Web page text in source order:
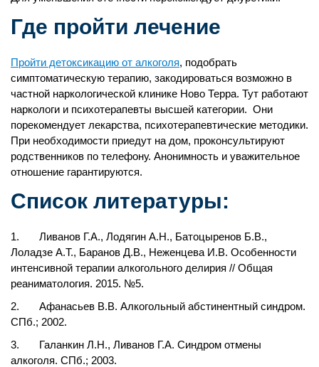
Где пройти лечение
Пройти детоксикацию от алкоголя, подобрать
симптоматическую терапию, закодироваться возможно в
частной наркологической клинике Ново Терра. Тут работают
наркологи и психотерапевты высшей категории. Они
порекомендует лекарства, психотерапевтические методики.
При необходимости приедут на дом, проконсультируют
родственников по телефону. Анонимность и уважительное
отношение гарантируются.
Список литературы:
1. Ливанов Г.А., Лодягин А.Н., Батоцыренов Б.В.,
Лоладзе А.Т., Баранов Д.В., Неженцева И.В. Особенности
интенсивной терапии алкогольного делирия // Общая
реаниматология. 2015. №5.
2. Афанасьев В.В. Алкогольный абстинентный синдром.
СПб.; 2002.
3. Галанкин Л.Н., Ливанов Г.А. Синдром отмены
алкоголя. СПб.; 2003.